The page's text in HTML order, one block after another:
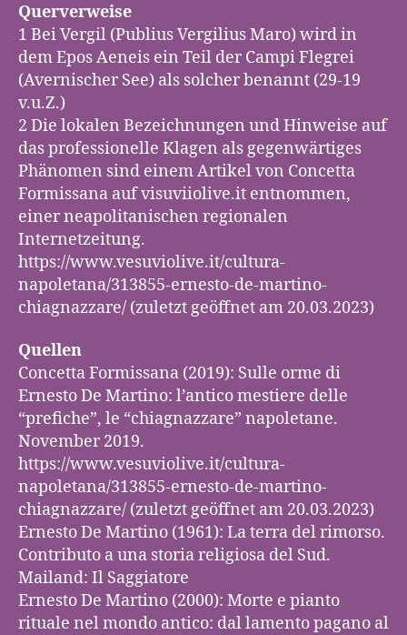
Querverweise
1 Bei Vergil (Publius Vergilius Maro) wird in
dem Epos Aeneis ein Teil der Campi Flegrei
(Avernischer See) als solcher benannt (29-19
v.u.Z.)
2 Die lokalen Bezeichnungen und Hinweise auf
das professionelle Klagen als gegenwärtiges
Phänomen sind einem Artikel von Concetta
Formissana auf visuviiolive.it entnommen,
einer neapolitanischen regionalen
Internetzeitung.
https://www.vesuviolive.it/cultura-
napoletana/313855-ernesto-de-martino-
chiagnazzare/ (zuletzt geöffnet am 20.03.2023)
Quellen
Concetta Formissana (2019): Sulle orme di
Ernesto De Martino: l’antico mestiere delle
“prefiche”, le “chiagnazzare” napoletane.
November 2019.
https://www.vesuviolive.it/cultura-
napoletana/313855-ernesto-de-martino-
chiagnazzare/ (zuletzt geöffnet am 20.03.2023)
Ernesto De Martino (1961): La terra del rimorso.
Contributo a una storia religiosa del Sud.
Mailand: Il Saggiatore
Ernesto De Martino (2000): Morte e pianto
rituale nel mondo antico: dal lamento pagano al